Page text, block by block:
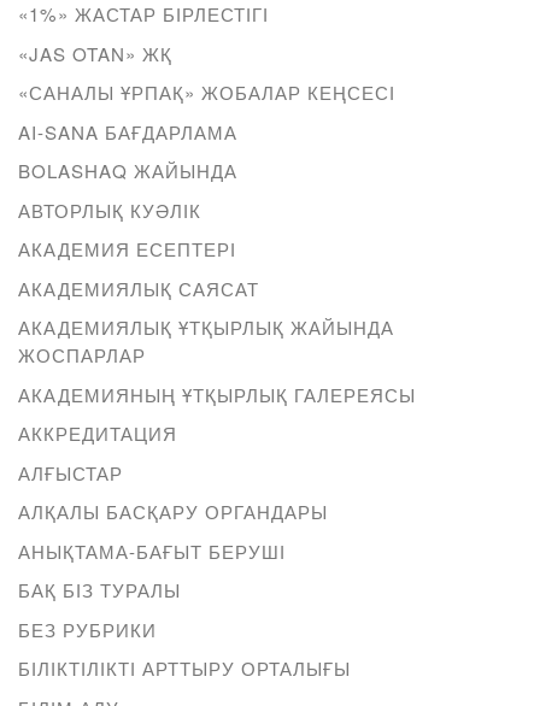
«1%» ЖАСТАР БІРЛЕСТІГІ
«JAS OTAN» ЖҚ
«САНАЛЫ ҰРПАҚ» ЖОБАЛАР КЕҢСЕСІ
AI-SANA БАҒДАРЛАМА
BOLASHAQ ЖАЙЫНДА
АВТОРЛЫҚ КУӘЛІК
АКАДЕМИЯ ЕСЕПТЕРІ
АКАДЕМИЯЛЫҚ САЯСАТ
АКАДЕМИЯЛЫҚ ҰТҚЫРЛЫҚ ЖАЙЫНДА
ЖОСПАРЛАР
АКАДЕМИЯНЫҢ ҰТҚЫРЛЫҚ ГАЛЕРЕЯСЫ
АККРЕДИТАЦИЯ
АЛҒЫСТАР
АЛҚАЛЫ БАСҚАРУ ОРГАНДАРЫ
АНЫҚТАМА-БАҒЫТ БЕРУШІ
БАҚ БІЗ ТУРАЛЫ
БЕЗ РУБРИКИ
БІЛІКТІЛІКТІ АРТТЫРУ ОРТАЛЫҒЫ